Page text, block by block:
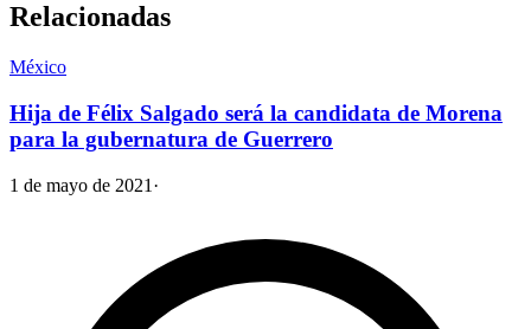
Relacionadas
México
Hija de Félix Salgado será la candidata de Morena
para la gubernatura de Guerrero
1 de mayo de 2021 ·